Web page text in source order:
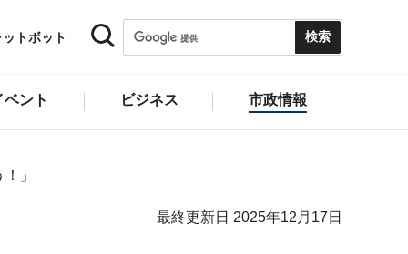
トボット
ント ビジネス 市政情報
」
最終更新日 2025年12月17日